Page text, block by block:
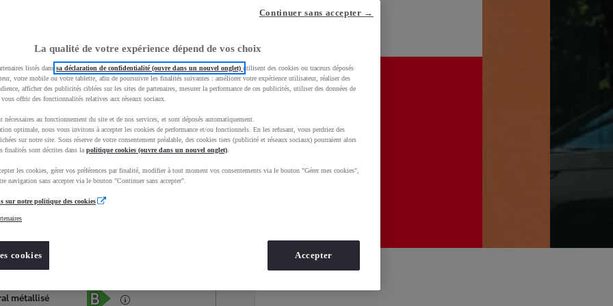
Services Concession
Occasions
métallisé
La qualité de votre expérience dépend de vos choix
listés dans sa déclaration de confidentialité (ouvre dans un nouvel onglet) utilisent des cookies ou traceurs déposés
votre mobile ou votre tablette, afin de poursuivre les finalités suivantes : améliorer votre expérience utilisateur, réaliser des
afficher des publicités ciblées sur les sites de partenaires, mesurer la performance de ces publicités, utiliser des données de
offrir des fonctionnalités relatives aux réseaux sociaux.
nécessaires au fonctionnement du site et de nos services, et sont déposés automatiquement.
optimale, nous vous invitons à accepter les cookies de performance et/ou fonctionnels. En les refusant, vous perdriez des
sur notre site. Sous réserve de votre consentement préalable, des cookies tiers (publicité et réseaux sociaux) pourraient alors
finalités sont décrites dans la politique cookies (ouvre dans un nouvel onglet)
les cookies, gérer vos préférences par finalité, modifier à tout moment vos consentements via le bouton "Gérer mes cookies",
navigation sans accepter via le bouton "Continuer sans accepter".
sur notre politique des cookies
cookies
Continuer sans accepter →
Accepter